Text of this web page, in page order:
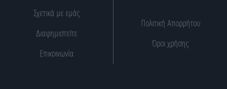
Σχετικά με εμάς
Διαφημιστείτε
Επικοινωνία
Πολιτική Απορρήτου
Όροι χρήσης